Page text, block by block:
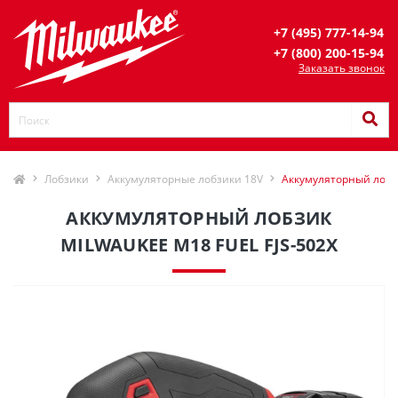
+7 (495) 777-14-94
+7 (800) 200-15-94
Заказать звонок
Лобзики Аккумуляторные лобзики 18V Аккумуляторный
АККУМУЛЯТОРНЫЙ ЛОБЗИК
MILWAUKEE M18 FUEL FJS-502X